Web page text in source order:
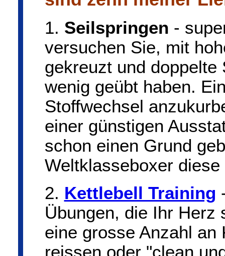
1. Seilspringen -
versuchen Sie, mit
gekreuzt und doppelte
wenig geübt haben.
Stoffwechsel
einer günstigen
schon einen Grund
Weltklasseboxer
2. Kettlebell Training
Übungen, die Ihr Herz
eine grosse Anzahl an